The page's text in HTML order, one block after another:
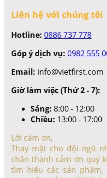
Liên hệ với chúng tôi
Hotline: 0886 737 778
Góp ý dịch vụ: 0982 555
Email: info@vietfirst.com
Giờ làm việc (Thứ 2 - 7):
Sáng: 8:00 - 12:00
Chiều: 13:00 - 17:00
Lời cảm ơn,
Thay mặt cho đội ngũ
chân thành cảm ơn quý
tìm hiểu các sản